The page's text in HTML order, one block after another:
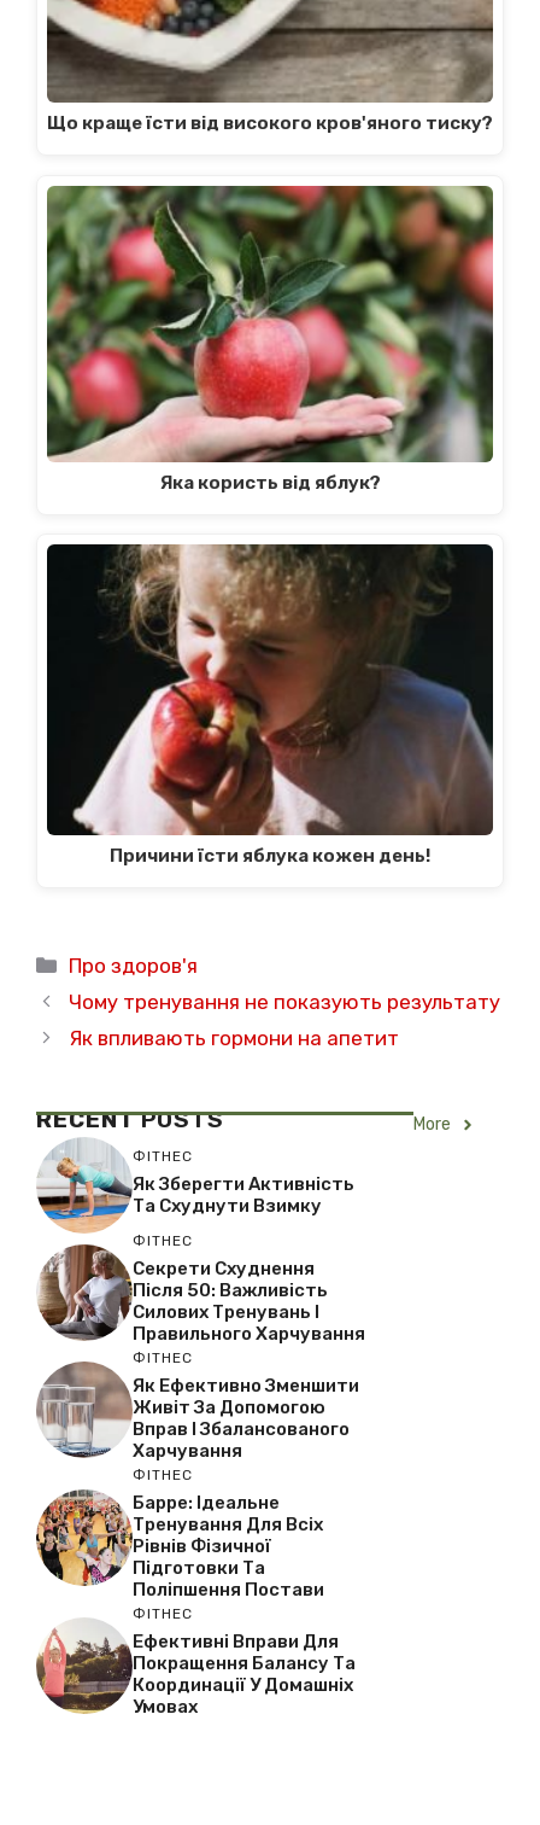
Що краще їсти від високого кров'яного тиску?
Яка користь від яблук?
Причини їсти яблука кожен день!
Категорії
Про здоров'я
Чому тренування не показують результату
Як впливають гормони на апетит
RECENTPOSTS More
ФІТНЕС
Як Зберегти Активність
Та Схуднути Взимку
ФІТНЕС
Секрети Схуднення
Після 50: Важливість
Силових Тренувань І
Правильного Харчування
ФІТНЕС
Як Ефективно Зменшити
Живіт За Допомогою
Вправ І Збалансованого
Харчування
ФІТНЕС
Барре: Ідеальне
Тренування Для Всіх
Рівнів Фізичної
Підготовки Та
Поліпшення Постави
ФІТНЕС
Ефективні Вправи Для
Покращення Балансу Та
Координації У Домашніх
Умовах